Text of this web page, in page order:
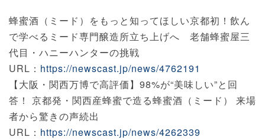
蜂蜜酒（ミード）をもっと知ってほしい京都初！飲ん
で学べるミード専門醸造所立ち上げへ 老舗蜂蜜屋三
代目・ハニーハンターの挑戦
URL： https://newscast.jp/news/4762191
【大阪・関西万博で高評価】98%が“美味しい”と回
答！ 京都発・関西産蜂蜜で造る蜂蜜酒（ミード） 来場
者から驚きの声続出
URL： https://newscast.jp/news/4262339